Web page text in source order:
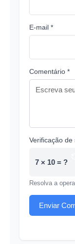
E-mail *
Comentário *
Verificação de
7 × 10 = ?
Resolva a
Enviar